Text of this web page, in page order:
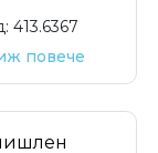
413.6367
повече